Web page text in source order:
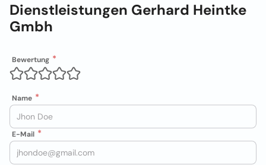
Dienstleistungen Gerhard Heintke
Gmbh
Bewertung
Name
E-Mail